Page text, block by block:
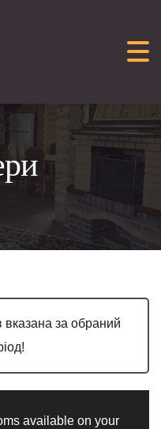
вказана за обраний
available on your